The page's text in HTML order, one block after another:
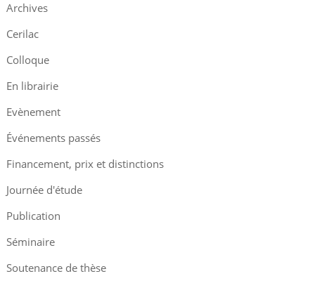
Archives
Cerilac
Colloque
En librairie
Evènement
Événements passés
Financement, prix et distinctions
Journée d'étude
Publication
Séminaire
Soutenance de thèse